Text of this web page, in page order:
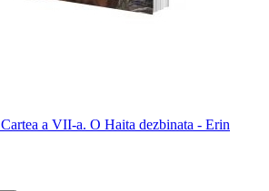
a VII-a. O Haita dezbinata - Erin